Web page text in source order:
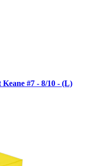
#7 - 8/10 - (L)